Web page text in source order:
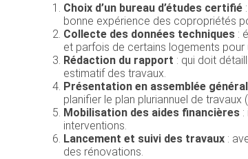
Choix d’un bureau d’études certifié
bonne expérience des copropriétés
Collecte des données techniques :
et parfois de certains logements pour
Rédaction du rapport : qui doit
estimatif des travaux.
Présentation en assemblée
planifier le plan pluriannuel de travaux
Mobilisation des aides financières
interventions.
Lancement et suivi des travaux :
des rénovations.